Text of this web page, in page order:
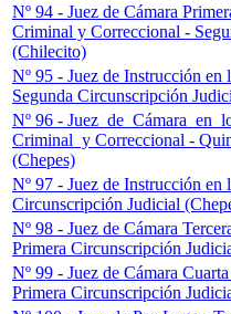
Nº 94 - Juez de Cámara
Criminal y Correccional -
(Chilecito)
Nº 95 - Juez de Instrucción
Segunda Circunscripción
Nº 96 - Juez de Cámara en
Criminal y Correccional -
(Chepes)
Nº 97 - Juez de Instrucción
Circunscripción Judicial
Nº 98 - Juez de Cámara
Primera Circunscripción
Nº 99 - Juez de Cámara
Primera Circunscripción